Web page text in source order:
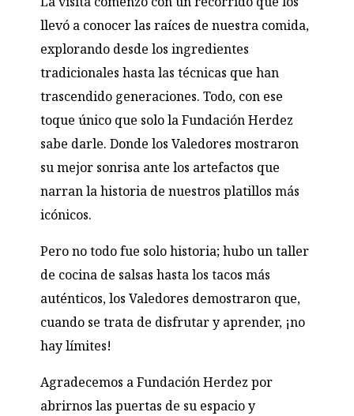
llevó a conocer las raíces de nuestra comida,
explorando desde los ingredientes
tradicionales hasta las técnicas que han
trascendido generaciones. Todo, con ese
toque único que solo la Fundación Herdez
sabe darle. Donde los Valedores mostraron
su mejor sonrisa ante los artefactos que
narran la historia de nuestros platillos más
icónicos.
Pero no todo fue solo historia; hubo un taller
de cocina de salsas hasta los tacos más
auténticos, los Valedores demostraron que,
cuando se trata de disfrutar y aprender, ¡no
hay límites!
Agradecemos a Fundación Herdez por
abrirnos las puertas de su espacio y